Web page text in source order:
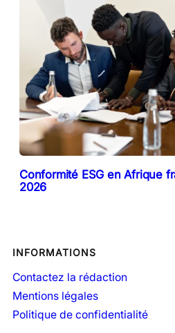
Conformité ESG en Afrique
2026
INFORMATIONS
Contactez la rédaction
Mentions légales
Politique de confidentialité